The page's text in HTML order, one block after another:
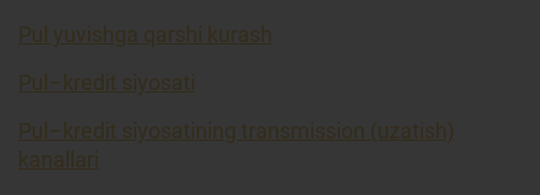
Pul yuvishga qarshi kurash
Pul–kredit siyosati
Pul–kredit siyosatining transmission (uzatish)
kanallari